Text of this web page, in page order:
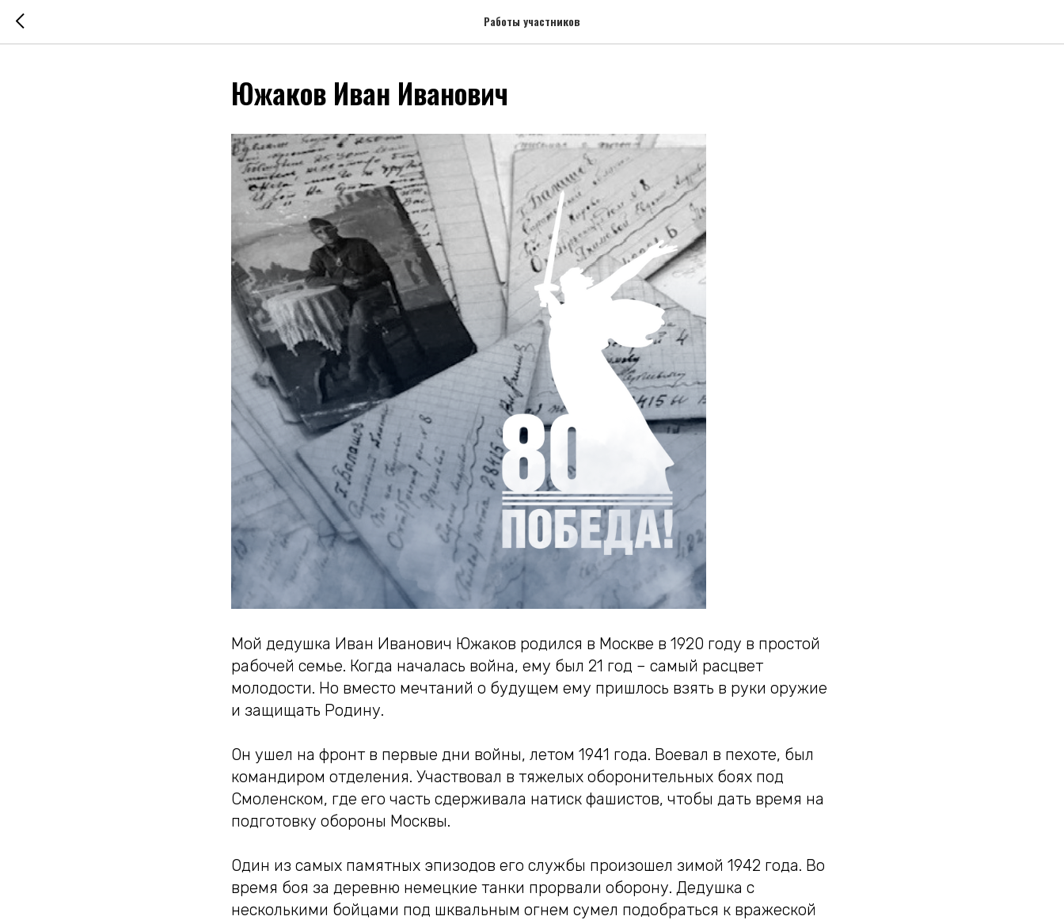
Работы участников
Южаков Иван Иванович
Мой дедушка Иван Иванович Южаков родился в Москве в 1920 году в простой
рабочей семье. Когда началась война, ему был 21 год – самый расцвет
молодости. Но вместо мечтаний о будущем ему пришлось взять в руки оружие
и защищать Родину.
Он ушел на фронт в первые дни войны, летом 1941 года. Воевал в пехоте, был
командиром отделения. Участвовал в тяжелых оборонительных боях под
Смоленском, где его часть сдерживала натиск фашистов, чтобы дать время на
подготовку обороны Москвы.
Один из самых памятных эпизодов его службы произошел зимой 1942 года. Во
время боя за деревню немецкие танки прорвали оборону. Дедушка с
несколькими бойцами под шквальным огнем сумел подобраться к вражеской